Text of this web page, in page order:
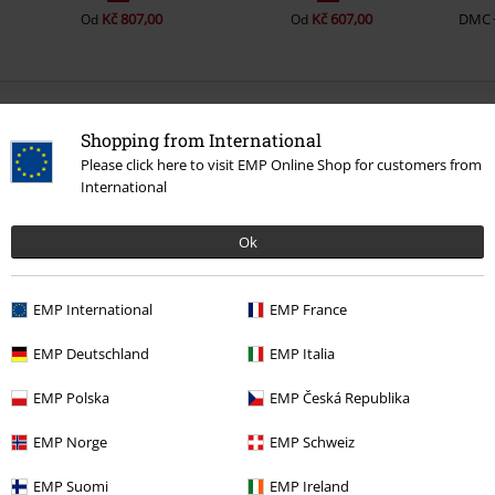
Shopping from International
Please click here to visit EMP Online Shop for customers from
International
Ok
EMP International EMP France
EMP Deutschland EMP Italia
EMP Polska EMP Česká Republika
EMP Norge EMP Schweiz
EMP Suomi EMP Ireland
Od Kč 807,00
Od Kč 607,00 DMC
Podělte se o váš názor "Oscar - Monster of Rock".